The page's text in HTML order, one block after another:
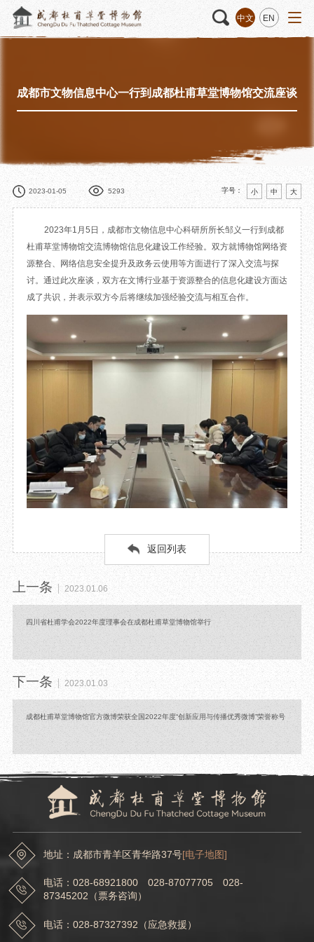
中文 EN
请
活动 “人日游草堂”系列文化活动 藏品 藏品概述
数字资源
捐赠名录
文创 杜甫草堂文创馆
草堂艺术中心
景点
柴门
工部祠
少陵草堂碑亭
红墙花径
草堂影壁
大雅堂
万佛楼
草堂书院
成都市文物信息中心一行到成都杜甫草堂博物馆交流座谈
2023-01-05 5293 字号： 小 中 大
2023年1月5日，成都市文物信息中心科研所所长邹义一行到成都
杜甫草堂博物馆交流博物馆信息化建设工作经验。双方就博物馆网络资
源整合、网络信息安全提升及政务云使用等方面进行了深入交流与探
讨。通过此次座谈，双方在文博行业基于资源整合的信息化建设方面达
成了共识，并表示双方今后将继续加强经验交流与相互合作。
返回列表
上一条 2023.01.06
四川省杜甫学会2022年度理事会在成都杜甫草堂博物馆举行
下一条 2023.01.03
成都杜甫草堂博物馆官方微博荣获全国2022年度“创新应用与传播优秀微博”荣誉称号
地址：成都市青羊区青华路37号[电子地图]
电话：028-68921800 028-87077705 028-
87345202（票务咨询）
电话：028-87327392（应急救援）